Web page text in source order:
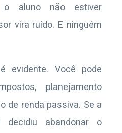
o aluno não estiver
vira ruído. E ninguém
evidente. Você pode
planejamento
de renda passiva. Se a
decidiu abandonar o